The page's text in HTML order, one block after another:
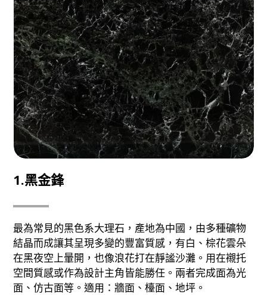
1.黑金鋒
最為常見的黑色系大理石，產地為中國，由多種礦物
結晶而成讓其呈現多變的豐富質感，有白、棕花雲朵
在黑夜空上暈開，也像浪花打在靜謐沙灘。用在襯托
空間質感或作為設計主角皆能勝任。兩者完成面為光
面、仿古面等。適用：牆面、檯面、地坪。